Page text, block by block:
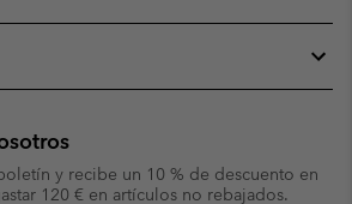
y recibe un 10 % de descuento en
120 € en artículos no rebajados.